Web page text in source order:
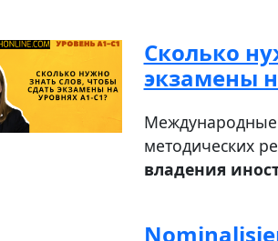
Cколько
экзамены
Международные
методических
владения